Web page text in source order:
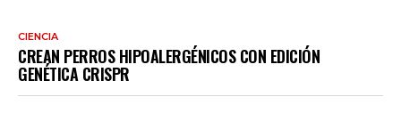
CIENCIA
CREAN PERROS HIPOALERGÉNICOS CON EDICIÓN
GENÉTICA CRISPR